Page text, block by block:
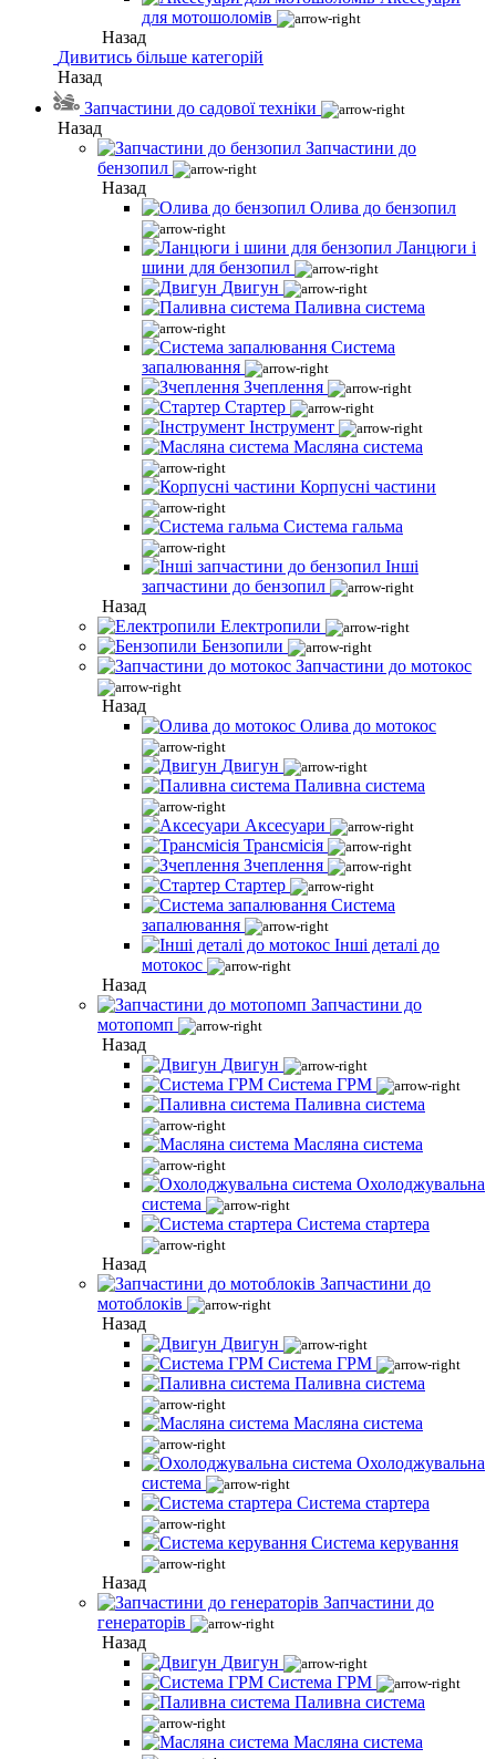
для мотошоломів
Назад
Дивитись більше категорій
Назад
Запчастини до садової техніки
Назад
Запчастини до
бензопил
Назад
Олива до бензопил
Ланцюги і
шини для бензопил
Двигун
Паливна система
Система
запалювання
Зчеплення
Стартер
Інструмент
Масляна система
Корпусні частини
Система гальма
Інші
запчастини до бензопил
Назад
Електропили
Бензопили
Запчастини до мотокос
Назад
Олива до мотокос
Двигун
Паливна система
Аксесуари
Трансмісія
Зчеплення
Стартер
Система
запалювання
Інші деталі до
мотокос
Назад
Запчастини до
мотопомп
Назад
Двигун
Система ГРМ
Паливна система
Масляна система
Охолоджувальна
система
Система стартера
Назад
Запчастини до
мотоблоків
Назад
Двигун
Система ГРМ
Паливна система
Масляна система
Охолоджувальна
система
Система стартера
Система керування
Назад
Запчастини до
генераторів
Назад
Двигун
Система ГРМ
Паливна система
Масляна система